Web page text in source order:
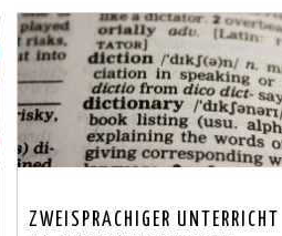
ZWEISPRACHIGER UNTERRICHT